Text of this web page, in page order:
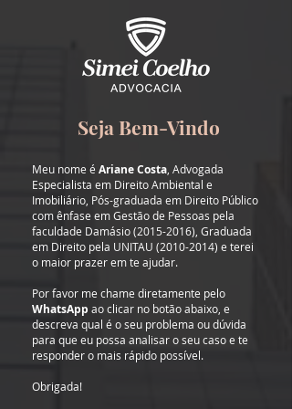
Seja Bem-Vindo
Meu nome é Ariane Costa , Advogada
Especialista em Direito Ambiental e
Imobiliário, Pós-graduada em Direito Público
com ênfase em Gestão de Pessoas pela
faculdade Damásio(2015-2016) , Graduada
em Direito pela UNITAU (2010-2014) e terei
o maior prazer em te ajudar.
Por favor me chame diretamente pelo
WhatsApp ao clicar no botão abaixo, e
descreva qual é o seu problema ou dúvida
para que eu possa analisar o seu caso e te
responder o mais rápido possível.
Obrigada!